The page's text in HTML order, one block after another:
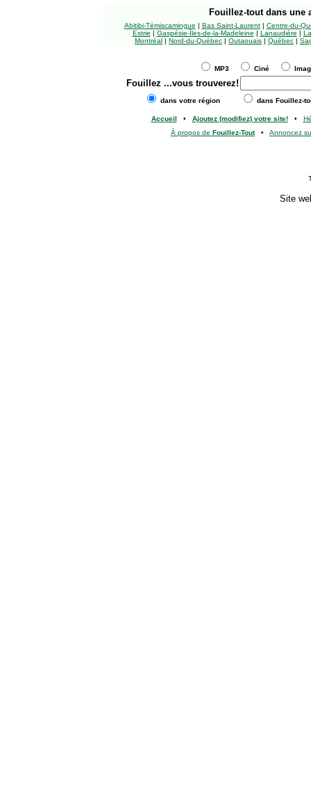
Fouillez-tout dans une
Abitibi-Témiscamingue | Bas Saint-Laurent| Centre-du-
Estrie | Gaspésie-Îles-de-la-Madeleine | Lanaudière |
Montréal | Nord-du-Québec | Outaouais | Québec |
MP3 Ciné
Fouillez ...vous trouverez!
dans votre région dans Fouillez-
Accueil • Ajoutez (modifiez) votre site!•
À propos de Fouillez-Tout• Annoncez
Site